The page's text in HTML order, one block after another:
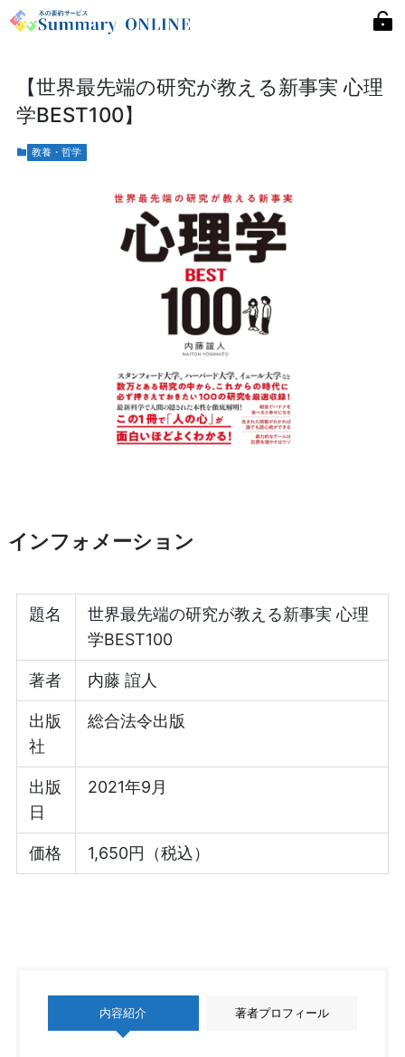
【世界最先端の研究が教える新事実 心理
学BEST100】
教養・哲学
インフォメーション
題名
世界最先端の研究が教える新事実 心理
学BEST100
著者 内藤 誼人
出版
社
総合法令出版
出版
日
2021年9月
価格 1,650円（税込）
内容紹介 著者プロフィール